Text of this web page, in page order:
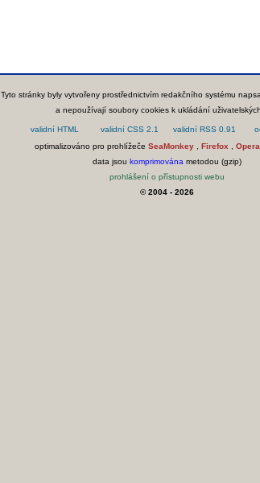
Tyto stránky byly vytvořeny prostřednictvím redakčního systému
a nepoužívají soubory cookies k ukládání
optimalizováno pro prohlížeče SeaMonkey Firefox Opera
data jsou komprimována metodou (gzip)
prohlášení o přístupnosti webu
© 2004 - 2026